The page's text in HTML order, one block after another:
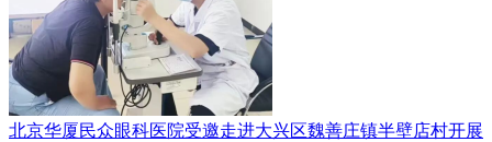
北京华厦民众眼科医院受邀走进大兴区魏善庄镇半壁店村开展